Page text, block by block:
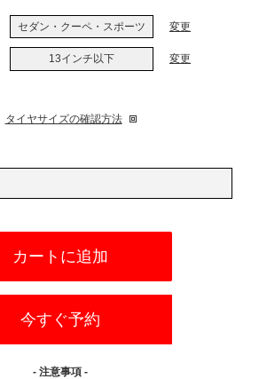
セダン・クーペ・スポーツ 変更
13インチ以下 変更
タイヤサイズの確認方法
カートに追加
今すぐ予約
- 注意事項 -